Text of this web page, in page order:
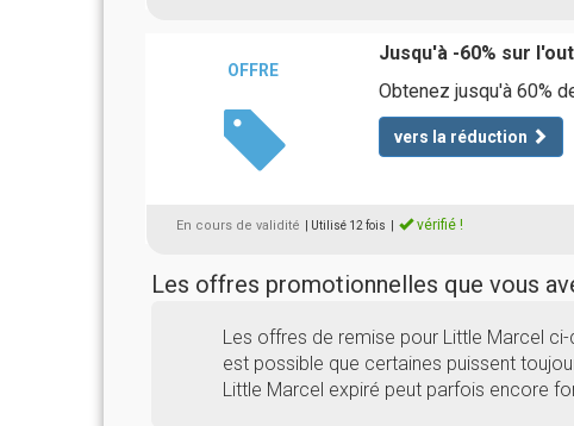
OFFRE
Jusqu'à -60% sur
Obtenez jusqu'à 60%
vers la réduction
En cours de validité | Utilisé 12 fois vérifié !
Les offres promotionnelles que vous
Les offres de remise pour Little Marcel
est possible que certaines puissent
Little Marcel expiré peut parfois encore